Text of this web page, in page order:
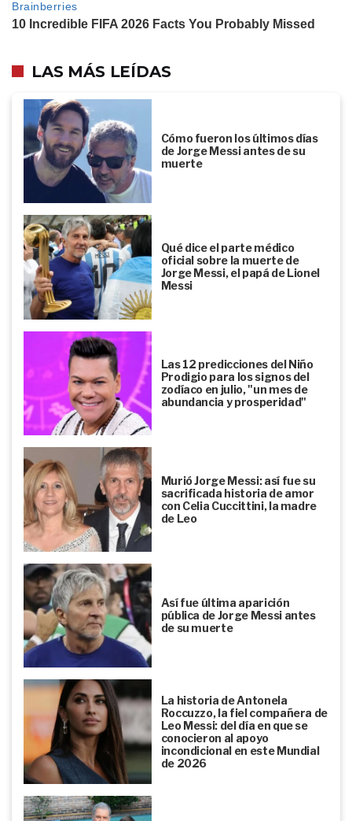
LAS MÁS LEÍDAS
Cómo fueron los últimos días
de Jorge Messi antes de su
muerte
Qué dice el parte médico
oficial sobre la muerte de
Jorge Messi, el papá de Lionel
Messi
Las 12 predicciones del Niño
Prodigio para los signos del
zodíaco en julio, "un mes de
abundancia y prosperidad"
Murió Jorge Messi: así fue su
sacrificada historia de amor
con Celia Cuccittini, la madre
de Leo
Así fue última aparición
pública de Jorge Messi antes
de su muerte
La historia de Antonela
Roccuzzo, la fiel compañera de
Leo Messi: del día en que se
conocieron al apoyo
incondicional en este Mundial
de 2026